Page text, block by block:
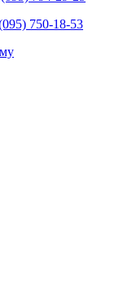
750-18-53